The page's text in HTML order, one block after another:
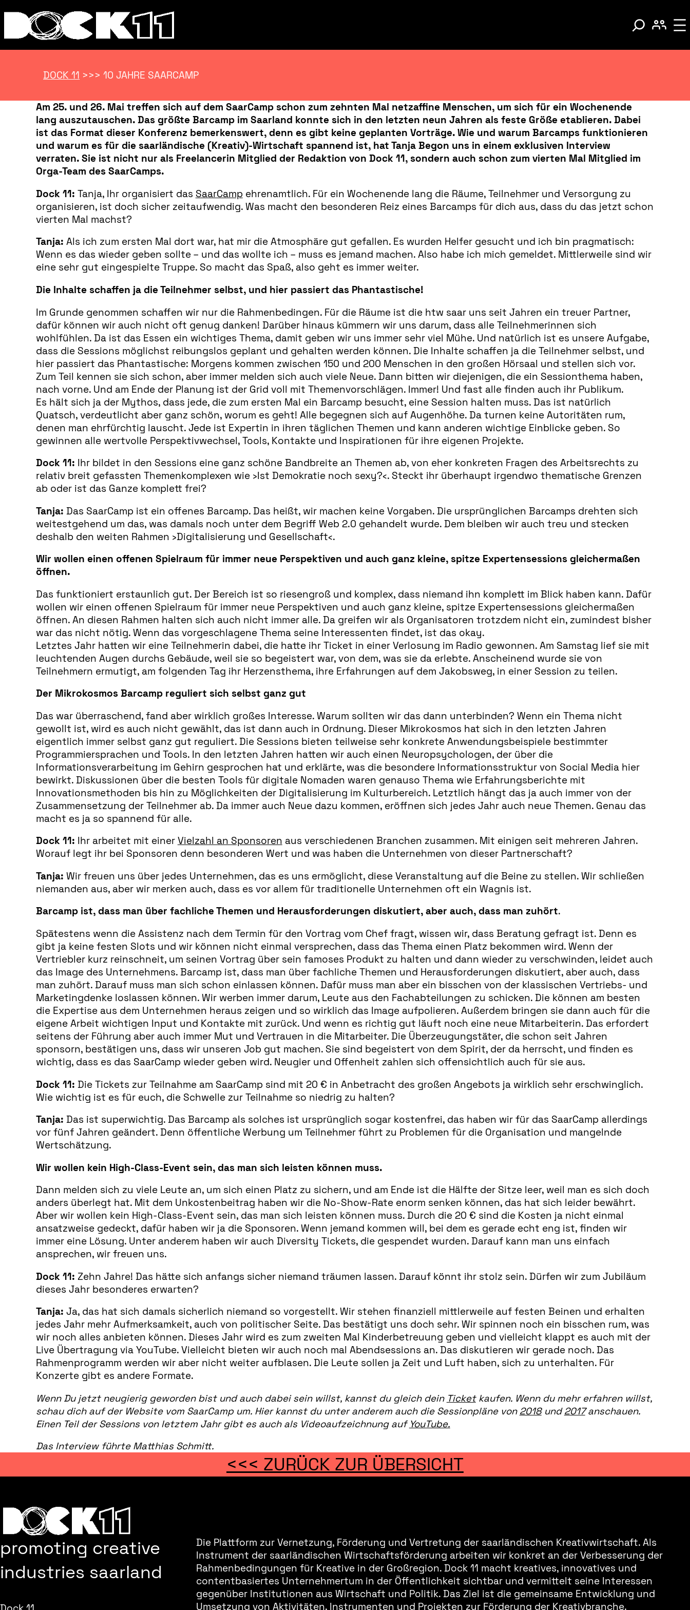
DOCK 11 >>>10 JAHRE SAARCAMP
Am 25. und 26. Mai treffen sich auf dem SaarCamp schon zum zehnten Mal netzaffine Menschen, um sich für ein Wochenende
lang auszutauschen. Das größte Barcamp im Saarland konnte sich in den letzten neun Jahren als feste Größe etablieren. Dabei
ist das Format dieser Konferenz bemerkenswert, denn es gibt keine geplanten Vorträge. Wie und warum Barcamps funktionieren
und warum es für die saarländische (Kreativ)-Wirtschaft spannend ist, hat Tanja Begon uns in einem exklusiven Interview
verraten. Sie ist nicht nur als Freelancerin Mitglied der Redaktion von Dock 11, sondern auch schon zum vierten Mal Mitglied im
Orga-Team des SaarCamps.
Dock 11: Tanja, Ihr organisiert das SaarCamp ehrenamtlich. Für ein Wochenende lang die Räume, Teilnehmer und Versorgung zu
organisieren, ist doch sicher zeitaufwendig. Was macht den besonderen Reiz eines Barcamps für dich aus, dass du das jetzt schon
vierten Mal machst?
Tanja: Als ich zum ersten Mal dort war, hat mir die Atmosphäre gut gefallen. Es wurden Helfer gesucht und ich bin pragmatisch:
Wenn es das wieder geben sollte – und das wollte ich – muss es jemand machen. Also habe ich mich gemeldet. Mittlerweile sind wir
eine sehr gut eingespielte Truppe. So macht das Spaß, also geht es immer weiter.
Die Inhalte schaffen ja die Teilnehmer selbst, und hier passiert das Phantastische!
Im Grunde genommen schaffen wir nur die Rahmenbedingen. Für die Räume ist die htw saar uns seit Jahren ein treuer Partner,
dafür können wir auch nicht oft genug danken! Darüber hinaus kümmern wir uns darum, dass alle Teilnehmerinnen sich
wohlfühlen. Da ist das Essen ein wichtiges Thema, damit geben wir uns immer sehr viel Mühe. Und natürlich ist es unsere Aufgabe,
dass die Sessions möglichst reibungslos geplant und gehalten werden können. Die Inhalte schaffen ja die Teilnehmer selbst, und
hier passiert das Phantastische: Morgens kommen zwischen 150 und 200 Menschen in den großen Hörsaal und stellen sich vor.
Zum Teil kennen sie sich schon, aber immer melden sich auch viele Neue. Dann bitten wir diejenigen, die ein Sessionthema haben,
nach vorne. Und am Ende der Planung ist der Grid voll mit Themenvorschlägen. Immer! Und fast alle finden auch ihr Publikum.
Es hält sich ja der Mythos, dass jede, die zum ersten Mal ein Barcamp besucht, eine Session halten muss. Das ist natürlich
Quatsch, verdeutlicht aber ganz schön, worum es geht! Alle begegnen sich auf Augenhöhe. Da turnen keine Autoritäten rum,
denen man ehrfürchtig lauscht. Jede ist Expertin in ihren täglichen Themen und kann anderen wichtige Einblicke geben. So
gewinnen alle wertvolle Perspektivwechsel, Tools, Kontakte und Inspirationen für ihre eigenen Projekte.
Dock 11: Ihr bildet in den Sessions eine ganz schöne Bandbreite an Themen ab, von eher konkreten Fragen des Arbeitsrechts zu
relativ breit gefassten Themenkomplexen wie ›Ist Demokratie noch sexy?‹. Steckt ihr überhaupt irgendwo thematische Grenzen
ab oder ist das Ganze komplett frei?
Tanja: Das SaarCamp ist ein offenes Barcamp. Das heißt, wir machen keine Vorgaben. Die ursprünglichen Barcamps drehten sich
weitestgehend um das, was damals noch unter dem Begriff Web 2.0 gehandelt wurde. Dem bleiben wir auch treu und stecken
deshalb den weiten Rahmen ›Digitalisierung und Gesellschaft‹.
Wir wollen einen offenen Spielraum für immer neue Perspektiven und auch ganz kleine, spitze Expertensessions gleichermaßen
öffnen.
Das funktioniert erstaunlich gut. Der Bereich ist so riesengroß und komplex, dass niemand ihn komplett im Blick haben kann. Dafür
wollen wir einen offenen Spielraum für immer neue Perspektiven und auch ganz kleine, spitze Expertensessions gleichermaßen
öffnen. An diesen Rahmen halten sich auch nicht immer alle. Da greifen wir als Organisatoren trotzdem nicht ein, zumindest bisher
war das nicht nötig. Wenn das vorgeschlagene Thema seine Interessenten findet, ist das okay.
Letztes Jahr hatten wir eine Teilnehmerin dabei, die hatte ihr Ticket in einer Verlosung im Radio gewonnen. Am Samstag lief sie mit
leuchtenden Augen durchs Gebäude, weil sie so begeistert war, von dem, was sie da erlebte. Anscheinend wurde sie von
Teilnehmern ermutigt, am folgenden Tag ihr Herzensthema, ihre Erfahrungen auf dem Jakobsweg, in einer Session zu teilen.
Der Mikrokosmos Barcamp reguliert sich selbst ganz gut
Das war überraschend, fand aber wirklich großes Interesse. Warum sollten wir das dann unterbinden? Wenn ein Thema nicht
gewollt ist, wird es auch nicht gewählt, das ist dann auch in Ordnung. Dieser Mikrokosmos hat sich in den letzten Jahren
eigentlich immer selbst ganz gut reguliert. Die Sessions bieten teilweise sehr konkrete Anwendungsbeispiele bestimmter
Programmiersprachen und Tools. In den letzten Jahren hatten wir auch einen Neuropsychologen, der über die
Informationsverarbeitung im Gehirn gesprochen hat und erklärte, was die besondere Informationsstruktur von Social Media hier
bewirkt. Diskussionen über die besten Tools für digitale Nomaden waren genauso Thema wie Erfahrungsberichte mit
Innovationsmethoden bis hin zu Möglichkeiten der Digitalisierung im Kulturbereich. Letztlich hängt das ja auch immer von der
Zusammensetzung der Teilnehmer ab. Da immer auch Neue dazu kommen, eröffnen sich jedes Jahr auch neue Themen. Genau das
macht es ja so spannend für alle.
Dock 11: Ihr arbeitet mit einer Vielzahl an Sponsoren aus verschiedenen Branchen zusammen. Mit einigen seit mehreren Jahren.
Worauf legt ihr bei Sponsoren denn besonderen Wert und was haben die Unternehmen von dieser Partnerschaft?
Tanja: Wir freuen uns über jedes Unternehmen, das es uns ermöglicht, diese Veranstaltung auf die Beine zu stellen. Wir schließen
niemanden aus, aber wir merken auch, dass es vor allem für traditionelle Unternehmen oft ein Wagnis ist.
Barcamp ist, dass man über fachliche Themen und Herausforderungen diskutiert, aber auch, dass man zuhört.
Spätestens wenn die Assistenz nach dem Termin für den Vortrag vom Chef fragt, wissen wir, dass Beratung gefragt ist. Denn es
gibt ja keine festen Slots und wir können nicht einmal versprechen, dass das Thema einen Platz bekommen wird. Wenn der
Vertriebler kurz reinschneit, um seinen Vortrag über sein famoses Produkt zu halten und dann wieder zu verschwinden, leidet auch
das Image des Unternehmens. Barcamp ist, dass man über fachliche Themen und Herausforderungen diskutiert, aber auch, dass
man zuhört. Darauf muss man sich schon einlassen können. Dafür muss man aber ein bisschen von der klassischen Vertriebs- und
Marketingdenke loslassen können. Wir werben immer darum, Leute aus den Fachabteilungen zu schicken. Die können am besten
die Expertise aus dem Unternehmen heraus zeigen und so wirklich das Image aufpolieren. Außerdem bringen sie dann auch für die
eigene Arbeit wichtigen Input und Kontakte mit zurück. Und wenn es richtig gut läuft noch eine neue Mitarbeiterin. Das erfordert
seitens der Führung aber auch immer Mut und Vertrauen in die Mitarbeiter. Die Überzeugungstäter, die schon seit Jahren
sponsorn, bestätigen uns, dass wir unseren Job gut machen. Sie sind begeistert von dem Spirit, der da herrscht, und finden es
wichtig, dass es das SaarCamp wieder geben wird. Neugier und Offenheit zahlen sich offensichtlich auch für sie aus.
Dock 11: Die Tickets zur Teilnahme am SaarCamp sind mit 20 € in Anbetracht des großen Angebots ja wirklich sehr erschwinglich.
Wie wichtig ist es für euch, die Schwelle zur Teilnahme so niedrig zu halten?
Tanja: Das ist superwichtig. Das Barcamp als solches ist ursprünglich sogar kostenfrei, das haben wir für das SaarCamp allerdings
vor fünf Jahren geändert. Denn öffentliche Werbung um Teilnehmer führt zu Problemen für die Organisation und mangelnde
Wertschätzung.
Wir wollen kein High-Class-Event sein, das man sich leisten können muss.
Dann melden sich zu viele Leute an, um sich einen Platz zu sichern, und am Ende ist die Hälfte der Sitze leer, weil man es sich doch
anders überlegt hat. Mit dem Unkostenbeitrag haben wir die No-Show-Rate enorm senken können, das hat sich leider bewährt.
Aber wir wollen kein High-Class-Event sein, das man sich leisten können muss. Durch die 20 € sind die Kosten ja nicht einmal
ansatzweise gedeckt, dafür haben wir ja die Sponsoren. Wenn jemand kommen will, bei dem es gerade echt eng ist, finden wir
immer eine Lösung. Unter anderem haben wir auch Diversity Tickets, die gespendet wurden. Darauf kann man uns einfach
ansprechen, wir freuen uns.
Dock 11: Zehn Jahre! Das hätte sich anfangs sicher niemand träumen lassen. Darauf könnt ihr stolz sein. Dürfen wir zum Jubiläum
dieses Jahr besonderes erwarten?
Tanja: Ja, das hat sich damals sicherlich niemand so vorgestellt. Wir stehen finanziell mittlerweile auf festen Beinen und erhalten
jedes Jahr mehr Aufmerksamkeit, auch von politischer Seite. Das bestätigt uns doch sehr. Wir spinnen noch ein bisschen rum, was
wir noch alles anbieten können. Dieses Jahr wird es zum zweiten Mal Kinderbetreuung geben und vielleicht klappt es auch mit der
Live Übertragung via YouTube. Vielleicht bieten wir auch noch mal Abendsessions an. Das diskutieren wir gerade noch. Das
Rahmenprogramm werden wir aber nicht weiter aufblasen. Die Leute sollen ja Zeit und Luft haben, sich zu unterhalten. Für
Konzerte gibt es andere Formate.
Wenn Du jetzt neugierig geworden bist und auch dabei sein willst, kannst du gleich dein Ticketkaufen. Wenn du mehr erfahren willst,
schau dich auf der Website vom SaarCamp um. Hier kannst du unter anderem auch die Sessionpläne von 2018und2017anschauen.
Einen Teil der Sessions von letztem Jahr gibt es auch als Videoaufzeichnung auf YouTube.
Das Interview führte Matthias Schmitt.
<<< ZURÜCK ZUR ÜBERSICHT
promoting creative
industries saarland
Die Plattform zur Vernetzung, Förderung und Vertretung der saarländischen Kreativwirtschaft. Als
Instrument der saarländischen Wirtschaftsförderung arbeiten wir konkret an der Verbesserung der
Rahmenbedingungen für Kreative in der Großregion. Dock 11 macht kreatives, innovatives und
contentbasiertes Unternehmertum in der Öffentlichkeit sichtbar und vermittelt seine Interessen
gegenüber Institutionen aus Wirtschaft und Politik. Das Ziel ist die gemeinsame Entwicklung und
Umsetzung von Aktivitäten, Instrumenten und Projekten zur Förderung der Kreativbranche.